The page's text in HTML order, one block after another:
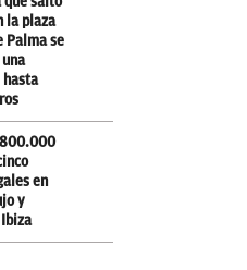
la plaza
Palma se
hasta
en
y